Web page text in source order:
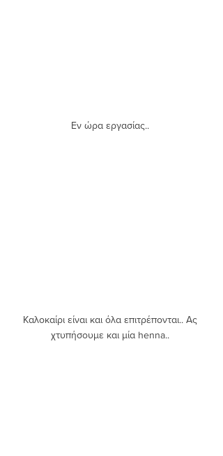
Εν ώρα εργασίας..
Καλοκαίρι είναι και όλα επιτρέπονται.. Ας
χτυπήσουμε και μία henna..